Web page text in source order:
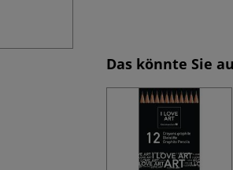
Das könnte Sie